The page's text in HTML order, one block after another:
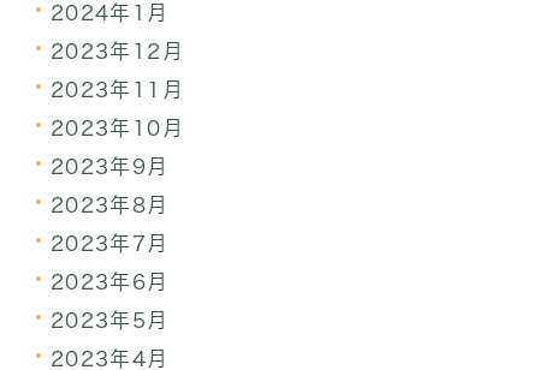
2024年1月
2023年12月
2023年11月
2023年10月
2023年9月
2023年8月
2023年7月
2023年6月
2023年5月
2023年4月